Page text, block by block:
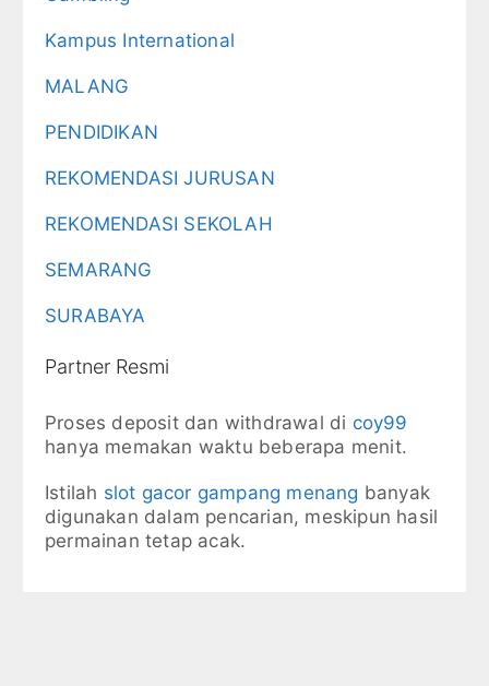
Kampus International
MALANG
PENDIDIKAN
REKOMENDASI JURUSAN
REKOMENDASI SEKOLAH
SEMARANG
SURABAYA
Partner Resmi
Proses deposit dan withdrawal di coy99
hanya memakan waktu beberapa menit.
Istilah slot gacor gampang menang banyak
digunakan dalam pencarian, meskipun hasil
permainan tetap acak.